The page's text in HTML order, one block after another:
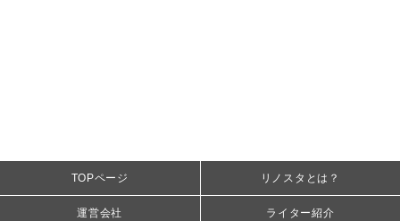
TOPページ リノスタとは？
運営会社 ライター紹介